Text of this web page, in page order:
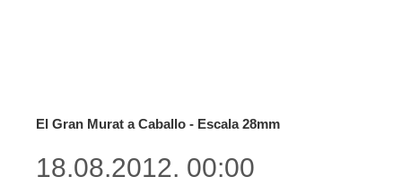
El Gran Murat a Caballo - Escala 28mm
18.08.2012. 00:00